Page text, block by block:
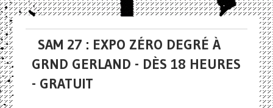
SAM 27 : EXPO ZÉRO DEGRÉ À
GRND GERLAND - DÈS 18 HEURES
- GRATUIT